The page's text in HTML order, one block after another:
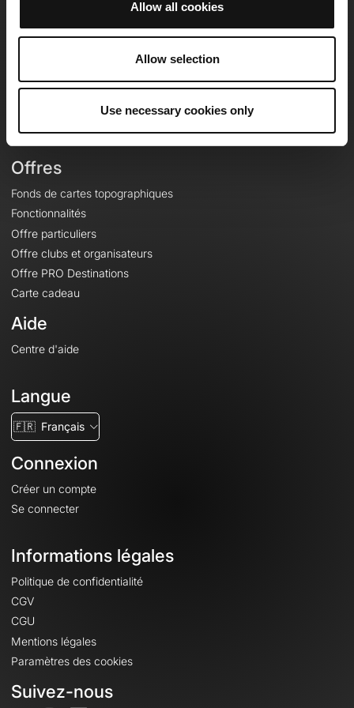
Allow all cookies
Allow selection
Use necessary cookies only
OpenRunner
Le Mag'
Offres
Fonds de cartes topographiques
Fonctionnalités
Offre particuliers
Offre clubs et organisateurs
Offre PRO Destinations
Carte cadeau
Aide
Centre d'aide
Langue
🇫🇷 Français
Connexion
Créer un compte
Se connecter
Informations légales
Politique de confidentialité
CGV
CGU
Mentions légales
Paramètres des cookies
Suivez-nous